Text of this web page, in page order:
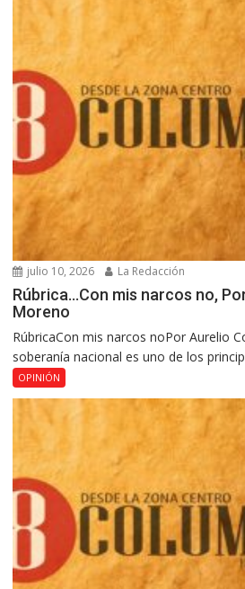
julio 10, 2026 La Redacción
Rúbrica…Con mis narcos no,
Moreno
RúbricaCon mis narcos noPor Aurelio
soberanía nacional es uno de los
OPINIÓN